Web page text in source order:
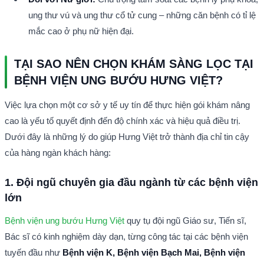
ung thư vú và ung thư cổ tử cung – những căn bệnh có tỉ lệ
mắc cao ở phụ nữ hiện đại.
TẠI SAO NÊN CHỌN KHÁM SÀNG LỌC TẠI
BỆNH VIỆN UNG BƯỚU HƯNG VIỆT?
Việc lựa chọn một cơ sở y tế uy tín để thực hiện gói khám nâng
cao là yếu tố quyết định đến độ chính xác và hiệu quả điều trị.
Dưới đây là những lý do giúp Hưng Việt trở thành địa chỉ tin cậy
của hàng ngàn khách hàng:
1. Đội ngũ chuyên gia đầu ngành từ các bệnh viện
lớn
Bệnh viện ung bướu Hưng Việt quy tụ đội ngũ Giáo sư, Tiến sĩ,
Bác sĩ có kinh nghiệm dày dạn, từng công tác tại các bệnh viện
tuyến đầu như Bệnh viện K, Bệnh viện Bạch Mai, Bệnh viện